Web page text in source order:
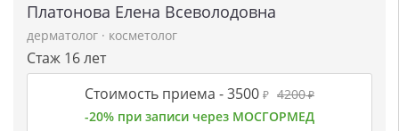
Платонова Елена Всеволодовна
дерматолог · косметолог
Стаж 16 лет
Стоимость приема -3500 ₽ 4200₽
-20% при записи через МОСГОРМЕД